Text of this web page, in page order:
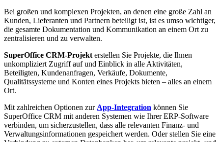
Bei großen und komplexen Projekten, an denen eine große Zahl an
Kunden, Lieferanten und Partnern beteiligt ist, ist es umso wichtiger,
die gesamte Dokumentation und Kommunikation an einem Ort zu
zentralisieren und zu verwalten.
SuperOffice CRM-Projekt erstellen Sie Projekte, die Ihnen
unkompliziert Zugriff auf und Einblick in alle Aktivitäten,
Beteiligten, Kundenanfragen, Verkäufe, Dokumente,
Qualitätssysteme und Konten eines Projekts bieten – alles an einem
Ort.
Mit zahlreichen Optionen zur App-Integration können Sie
SuperOffice CRM mit anderen Systemen wie Ihrer ERP-Software
verbinden, um sicherzustellen, dass alle relevanten Finanz- und
Verwaltungsinformationen gespeichert werden. Oder stellen Sie eine